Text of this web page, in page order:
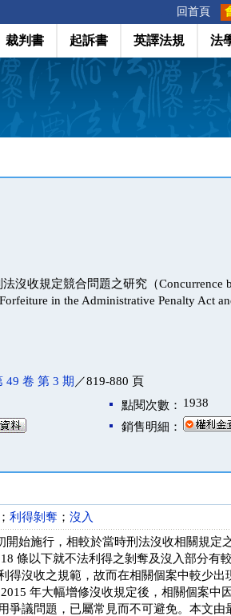
回首頁
裁判書 起訴書 英譯法規 法
沒收規定競合問題之研究（Concurrence
in the Administrative Penalty Act
49 卷 第 3 期 ／819-880 頁
點閱次數： 1938
銷售明細：
； 利得剝奪 ； 沒入
開始施行，相較於當時刑法沒收相關規定
條以下就不法利得之剝奪及沒入部分有
得沒收之規範，故而在相關個案中較少
年大幅增修沒收規定後，相關個案中
爭議問題，已屬常見而不可避免。本文